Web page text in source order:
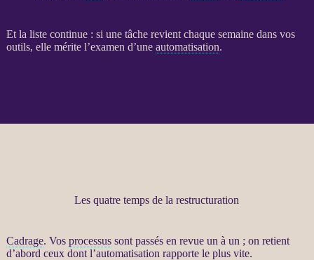
Et la liste continue : si une tâche revient chaque semaine dans vos
outils, elle mérite l’examen d’une automatisation.
Les quatre temps de la restructuration
Cadrage. Vos processussont passés en revue un à un ; on retient
d’abord ceux dont l’automatisation rapporte le plus vite.